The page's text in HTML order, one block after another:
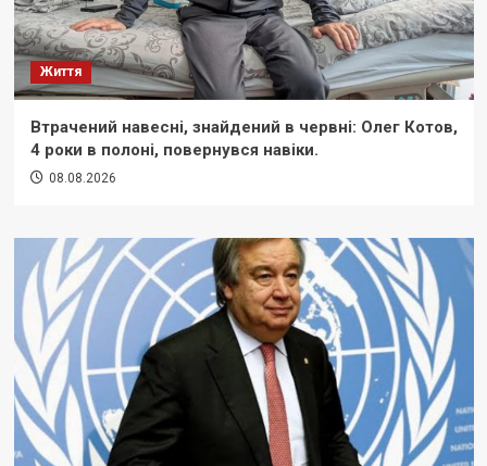
Життя
Втрачений навесні, знайдений в червні: Олег Котов,
4 роки в полоні, повернувся навіки.
08.08.2026